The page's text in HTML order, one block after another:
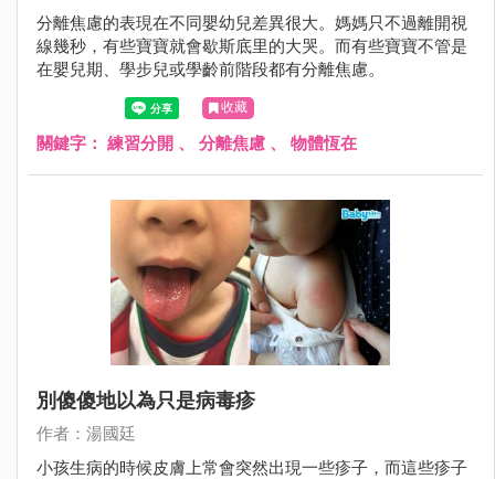
分離焦慮的表現在不同嬰幼兒差異很大。媽媽只不過離開視
線幾秒，有些寶寶就會歇斯底里的大哭。而有些寶寶不管是
在嬰兒期、學步兒或學齡前階段都有分離焦慮。
收藏
關鍵字： 練習分開 、 分離焦慮 、 物體恆在
別傻傻地以為只是病毒疹
作者：湯國廷
小孩生病的時候皮膚上常會突然出現一些疹子，而這些疹子